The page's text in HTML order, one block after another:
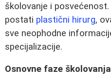
školovanje i
postati plastični hirurg,
sve neophodne
specijalizacije.
Osnovne faze